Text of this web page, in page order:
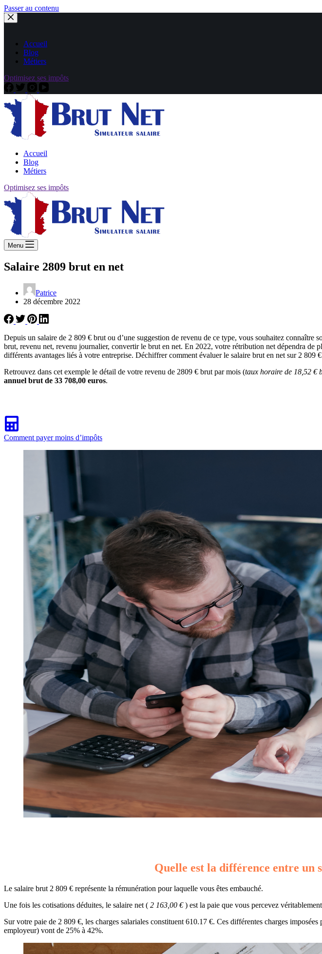
Passer au contenu
Accueil
Blog
Métiers
Optimisez ses impôts
Accueil
Blog
Métiers
Optimisez ses impôts
Menu
Salaire 2809 brut en net
Patrice
28 décembre 2022
Depuis un salaire de 2 809 € brut ou d’une suggestion de revenu de ce type, vous souhaitez
brut, revenu net, revenu journalier, convertir le brut en net. En 2022, votre rétribution net dépendra de
différents avantages liés à votre entreprise. Déchiffrer comment évaluer le salaire brut en net sur 2 809
Retrouvez dans cet exemple le détail de votre revenu de 2809 € brut par mois (taux horaire de 18,52 €
annuel brut de 33 708,00 euros.
Comment payer moins d’impôts
Quelle est la différence entre un
Le salaire brut 2 809 € représente la rémunération pour laquelle vous êtes embauché.
Une fois les cotisations déduites, le salaire net ( 2 163,00 €) est la paie que vous percevez
Sur votre paie de 2 809 €, les charges salariales constituent 610.17 €. Ces différentes charges
employeur) vont de 25% à 42%.